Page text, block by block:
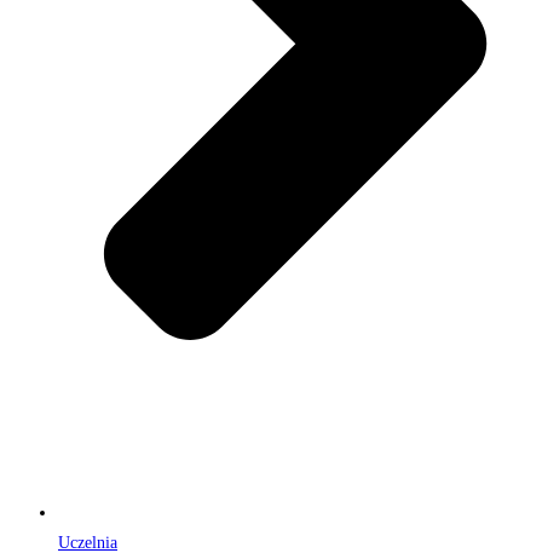
Uczelnia